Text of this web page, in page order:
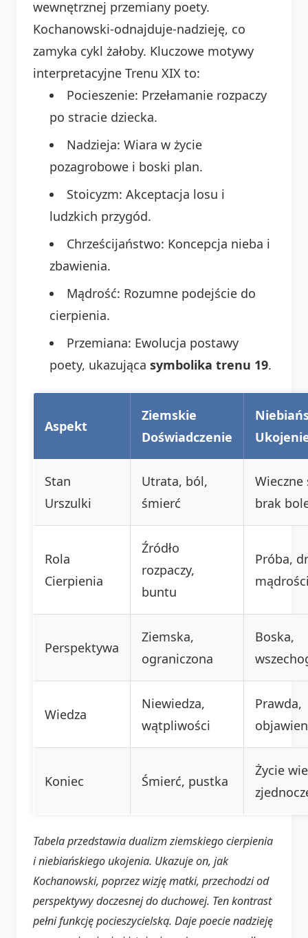
wewnętrznej przemiany poety.
Kochanowski-odnajduje-nadzieję, co
zamyka cykl żałoby. Kluczowe motywy
interpretacyjne Trenu XIX to:
Pocieszenie: Przełamanie rozpaczy
po stracie dziecka.
Nadzieja: Wiara w życie
pozagrobowe i boski plan.
Stoicyzm: Akceptacja losu i
ludzkich przygód.
Chrześcijaństwo: Koncepcja nieba i
zbawienia.
Mądrość: Rozumne podejście do
cierpienia.
Przemiana: Ewolucja postawy
poety, ukazująca symbolika trenu 19.
Aspekt
Ziemskie
Doświadczenie
Stan
Urszulki
Utrata, ból,
śmierć
Wieczne
brak
Rola
Cierpienia
Źródło
rozpaczy,
buntu
Próba,
Perspektywa
Ziemska,
ograniczona
Boska,
Wiedza
Niewiedza,
wątpliwości
Prawda,
Koniec Śmierć, pustka
Życie
Tabela przedstawia dualizm ziemskiego cierpienia
i niebiańskiego ukojenia. Ukazuje on, jak
Kochanowski, poprzez wizję matki, przechodzi od
perspektywy doczesnej do duchowej. Ten kontrast
pełni funkcję pocieszycielską. Daje poecie nadzieję